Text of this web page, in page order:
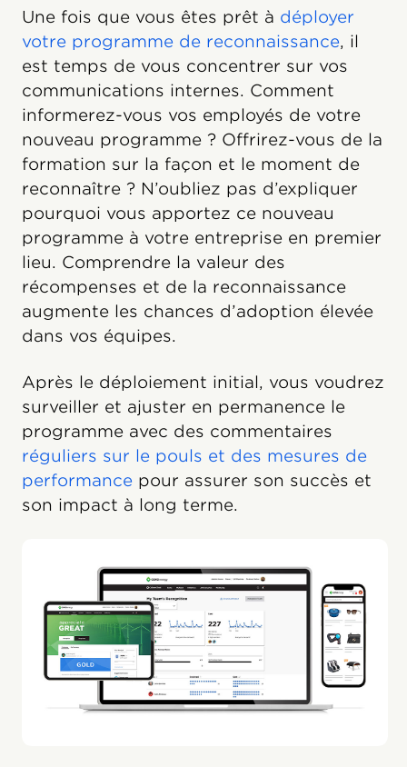
Une fois que vous êtes prêt à déployer
votre programme de reconnaissance, il
est temps de vous concentrer sur vos
communications internes. Comment
informerez-vous vos employés de votre
nouveau programme ? Offrirez-vous de la
formation sur la façon et le moment de
reconnaître ? N’oubliez pas d’expliquer
pourquoi vous apportez ce nouveau
programme à votre entreprise en premier
lieu. Comprendre la valeur des
récompenses et de la reconnaissance
augmente les chances d’adoption élevée
dans vos équipes.
Après le déploiement initial, vous voudrez
surveiller et ajuster en permanence le
programme avec des commentaires
réguliers sur le pouls et des mesures de
performance pour assurer son succès et
son impact à long terme.